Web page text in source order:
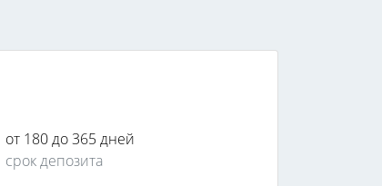
от 180 до 365 дней
срок депозита